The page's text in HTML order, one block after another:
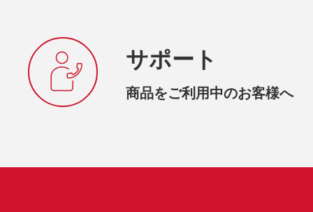
サポート
商品をご利用中のお客様へ